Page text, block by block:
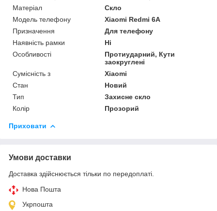
Матеріал
Скло
Модель телефону
Xiaomi Redmi 6A
Призначення
Для телефону
Наявність рамки
Ні
Особливості
Протиударний, Кути
заокруглені
Сумісність з
Xiaomi
Стан
Новий
Тип
Захисне скло
Колір
Прозорий
Приховати
Умови доставки
Доставка здійснюється тільки по передоплаті.
Нова Пошта
Укрпошта